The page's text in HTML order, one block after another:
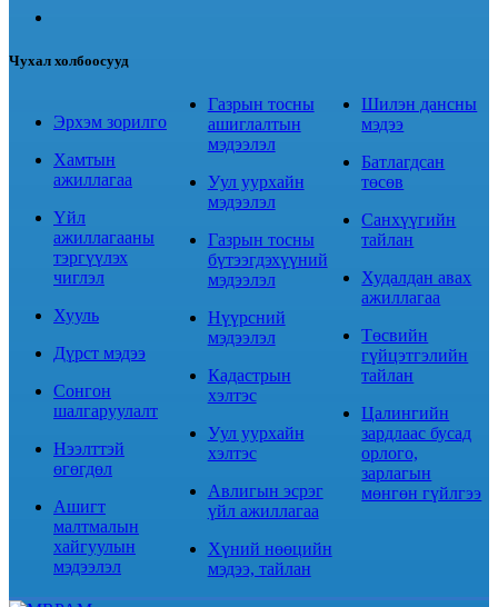
Чухал холбоосууд
Эрхэм зорилго
Хамтын
ажиллагаа
Үйл
ажиллагааны
тэргүүлэх
чиглэл
Хууль
Дүрст мэдээ
Сонгон
шалгаруулалт
Нээлттэй
өгөгдөл
Ашигт
малтмалын
хайгуулын
мэдээлэл
Газрын тосны
ашиглалтын
мэдээлэл
Уул уурхайн
мэдээлэл
Газрын тосны
бүтээгдэхүүний
мэдээлэл
Нүүрсний
мэдээлэл
Кадастрын
хэлтэс
Уул уурхайн
хэлтэс
Авлигын эсрэг
үйл ажиллагаа
Хүний нөөцийн
мэдээ, тайлан
Шилэн дансны
мэдээ
Батлагдсан
төсөв
Санхүүгийн
тайлан
Худалдан авах
ажиллагаа
Төсвийн
гүйцэтгэлийн
тайлан
Цалингийн
зардлаас бусад
орлого,
зарлагын
мөнгөн гүйлгээ